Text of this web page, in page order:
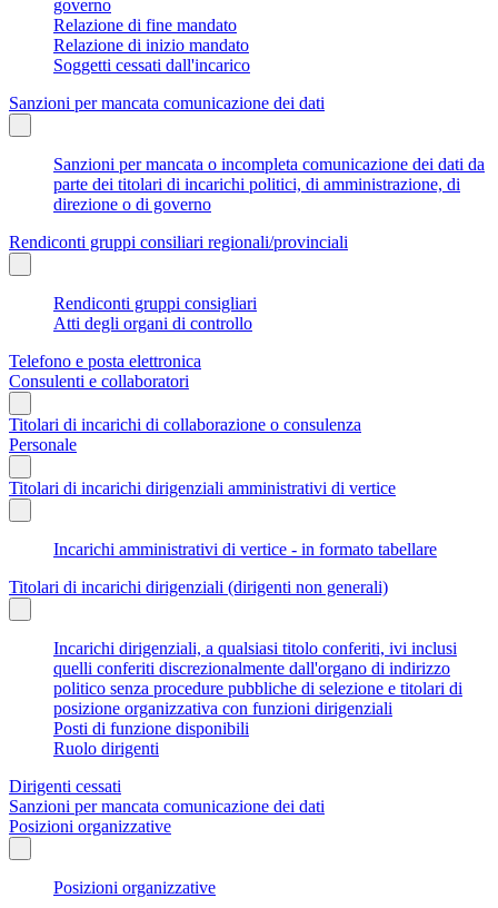
governo
Relazione di fine mandato
Relazione di inizio mandato
Soggetti cessati dall'incarico
Sanzioni per mancata comunicazione dei dati
Sanzioni per mancata o incompleta comunicazione dei dati da
parte dei titolari di incarichi politici, di amministrazione, di
direzione o di governo
Rendiconti gruppi consiliari regionali/provinciali
Rendiconti gruppi consigliari
Atti degli organi di controllo
Telefono e posta elettronica
Consulenti e collaboratori
Titolari di incarichi di collaborazione o consulenza
Personale
Titolari di incarichi dirigenziali amministrativi di vertice
Incarichi amministrativi di vertice - in formato tabellare
Titolari di incarichi dirigenziali (dirigenti non generali)
Incarichi dirigenziali, a qualsiasi titolo conferiti, ivi inclusi
quelli conferiti discrezionalmente dall'organo di indirizzo
politico senza procedure pubbliche di selezione e titolari di
posizione organizzativa con funzioni dirigenziali
Posti di funzione disponibili
Ruolo dirigenti
Dirigenti cessati
Sanzioni per mancata comunicazione dei dati
Posizioni organizzative
Posizioni organizzative